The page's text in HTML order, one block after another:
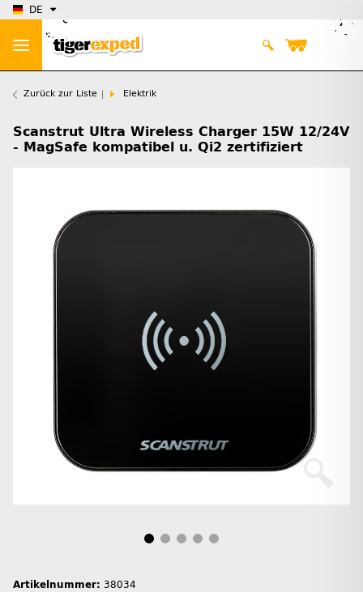
DE
Zurück zur Liste Elektrik
Scanstrut Ultra Wireless Charger 15W 12/24V
- MagSafe kompatibel u. Qi2 zertifiziert
Artikelnummer: 38034